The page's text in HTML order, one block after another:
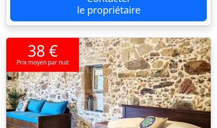
le propriétaire
38 €
Prix moyen par nuit